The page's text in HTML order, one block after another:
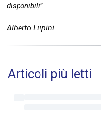
disponibili”
Alberto Lupini
Articoli più letti